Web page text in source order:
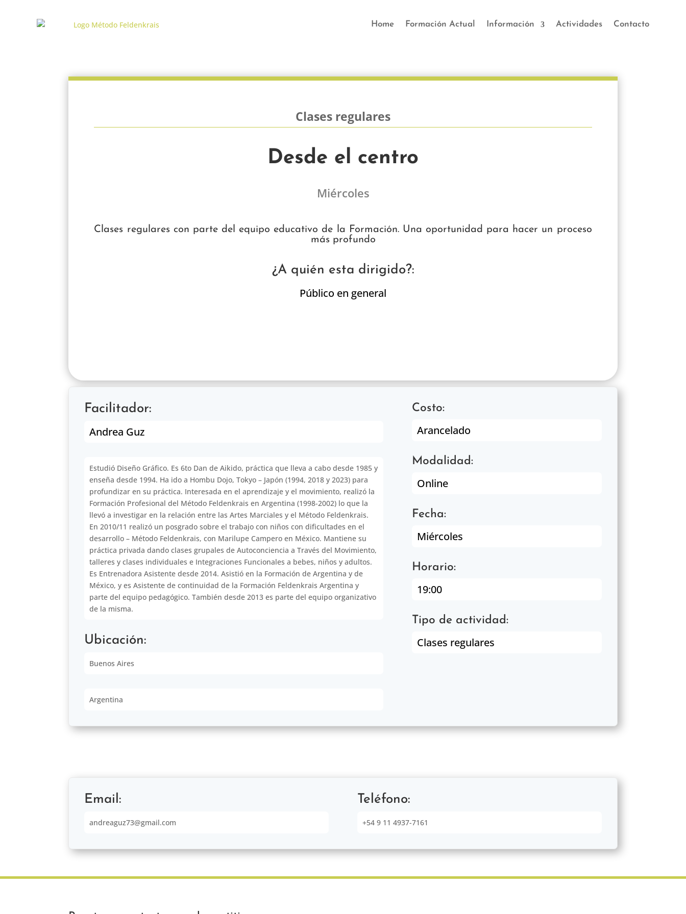
Home Formación Actual Información Actividades Contacto
Clases regulares
Desde el centro
Miércoles
Clases regulares con parte del equipo educativo de la Formación. Una oportunidad para hacer un proceso
más profundo
¿A quién esta dirigido?:
Público en general
Facilitador:
Andrea Guz
Estudió Diseño Gráfico. Es 6to Dan de Aikido, práctica que lleva a cabo desde 1985 y
enseña desde 1994. Ha ido a Hombu Dojo, Tokyo – Japón (1994, 2018 y 2023) para
profundizar en su práctica. Interesada en el aprendizaje y el movimiento, realizó la
Formación Profesional del Método Feldenkrais en Argentina (1998-2002) lo que la
llevó a investigar en la relación entre las Artes Marciales y el Método Feldenkrais.
En 2010/11 realizó un posgrado sobre el trabajo con niños con dificultades en el
desarrollo – Método Feldenkrais, con Marilupe Campero en México. Mantiene su
práctica privada dando clases grupales de Autoconciencia a Través del Movimiento,
talleres y clases individuales e Integraciones Funcionales a bebes, niños y adultos.
Es Entrenadora Asistente desde 2014. Asistió en la Formación de Argentina y de
México, y es Asistente de continuidad de la Formación Feldenkrais Argentina y
parte del equipo pedagógico. También desde 2013 es parte del equipo organizativo
de la misma.
Ubicación:
Buenos Aires
Argentina
Costo:
Arancelado
Modalidad:
Online
Fecha:
Miércoles
Horario:
19:00
Tipo de actividad:
Clases regulares
Email:
andreaguz73@gmail.com
Teléfono:
+54 9 11 4937-7161